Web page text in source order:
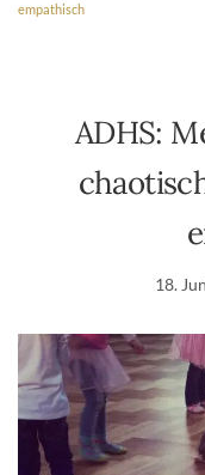
empathisch
ADHS:
18.